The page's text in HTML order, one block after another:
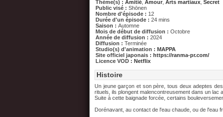
Thème(s) : Amitié Amour Arts martiaux Secret
Public visé : Shōnen
Nombre d'épisode : 12
Durée d'un épisode : 24 mins
Saison : Automne
Mois de début de diffusion : Octobre
Année de diffusion : 2024
Diffusion : Terminée
Studio(s) d'animation : MAPPA
Site officiel japonais : https://ranma-pr.com/
Licence VOD : Netflix
Histoire
Un jeune garçon et son père, tous deux adeptes
rituels, ils plongent malencontreusement dans un lac
Suite à cette baignade forcée, certains
Dorénavant, au contact de l'eau chaude, ou de l'eau